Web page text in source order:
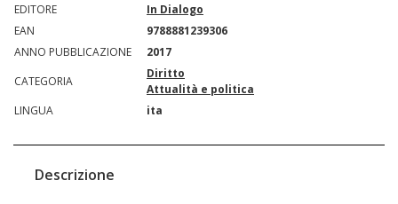
EDITORE
In Dialogo
EAN
9788881239306
ANNO PUBBLICAZIONE
2017
CATEGORIA
Diritto
Attualità e politica
LINGUA
ita
Descrizione